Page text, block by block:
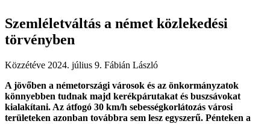
Szemléletváltás a német közlekedési
törvényben
Közzétéve 2024. július 9. Fábián László
A jövőben a németországi városok és az önkormányzatok
könnyebben tudnak majd kerékpárutakat és buszsávokat
kialakítani. Az átfogó 30 km/h sebességkorlátozás városi
területeken azonban továbbra sem lesz egyszerű. Pénteken a